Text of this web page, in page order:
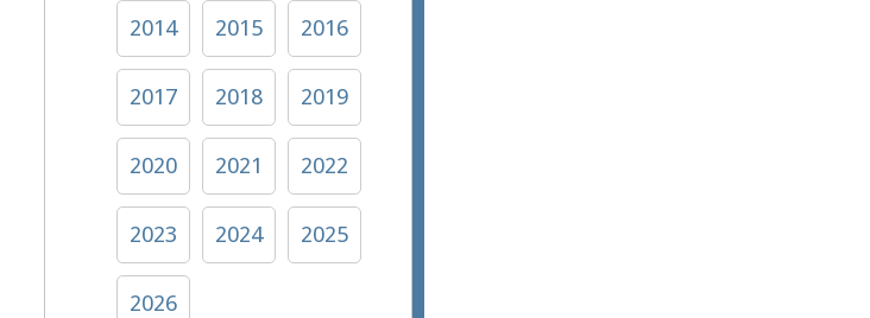
2014 2015 2016
2017 2018 2019
2020 2021 2022
2023 2024 2025
2026